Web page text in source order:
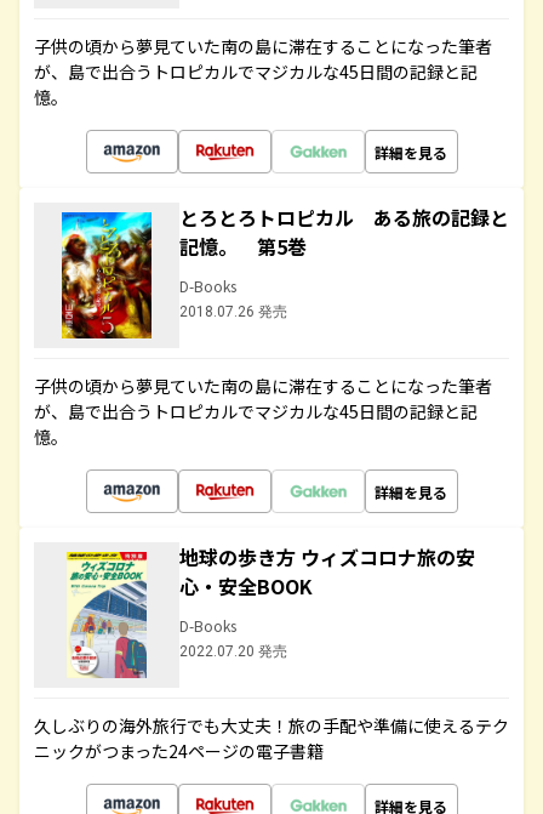
子供の頃から夢見ていた南の島に滞在することになった筆者
が、島で出合うトロピカルでマジカルな45日間の記録と記
憶。
詳細を見る
とろとろトロピカル ある旅の記録と
記憶。 第5巻
D-Books
2018.07.26 発売
子供の頃から夢見ていた南の島に滞在することになった筆者
が、島で出合うトロピカルでマジカルな45日間の記録と記
憶。
詳細を見る
地球の歩き方 ウィズコロナ旅の安
心・安全BOOK
D-Books
2022.07.20 発売
久しぶりの海外旅行でも大丈夫！旅の手配や準備に使えるテク
ニックがつまった24ページの電子書籍
詳細を見る